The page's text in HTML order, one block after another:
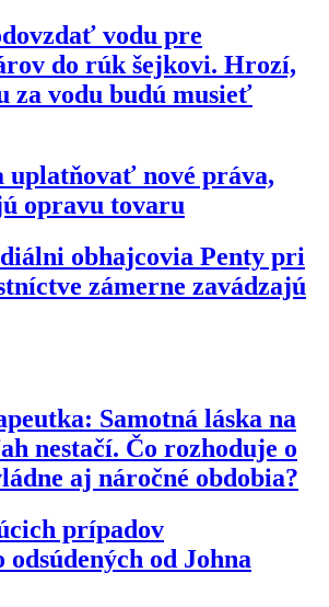
vodu pre
do rúk šejkovi. Hrozí,
za vodu budú musieť
uplatňovať nové práva,
opravu tovaru
obhajcovia Penty pri
zámerne zavádzajú
Samotná láska na
nestačí. Čo rozhoduje o
aj náročné obdobia?
prípadov
od Johna